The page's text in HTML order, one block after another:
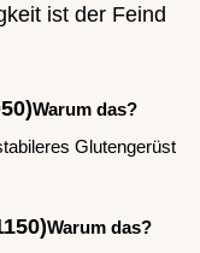
ist der Feind
Warum das?
Glutengerüst
Warum das?